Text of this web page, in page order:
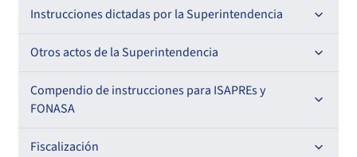
Leyes
Decretos con Fuerza de Ley
Decretos
Instrucciones dictadas por la Superintendencia
Para ISAPREs y FONASA
Circulares
Para Prestadores Institucionales
Otros actos de la Superintendencia
Antecedentes preparatorios de normas que afecten a
EMT Ley N° 20.416
Comisión Evaluadora de Licitaciones Públicas
Compendio de instrucciones para ISAPREs y
FONASA
Compendio Beneficios
Fiscalización